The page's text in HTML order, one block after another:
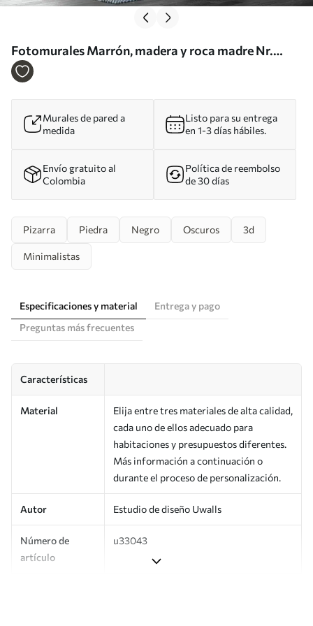
Fotomurales Marrón, madera y roca madre Nr.
u33043
Murales de pared a
medida
Listo para su entrega
en 1-3 días hábiles.
Envío gratuito al
Colombia
Política de reembolso
de 30 días
Pizarra Piedra Negro Oscuros 3d
Minimalistas
Especificaciones y material
Entrega y pago
Preguntas más frecuentes
Características
Material
Elija entre tres materiales de alta calidad,
cada uno de ellos adecuado para
habitaciones y presupuestos diferentes.
Más información a continuación o
durante el proceso de personalización.
Autor Estudio de diseño Uwalls
Número de
artículo
u33043